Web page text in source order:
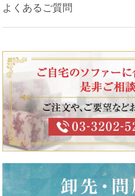
よくあるご質問